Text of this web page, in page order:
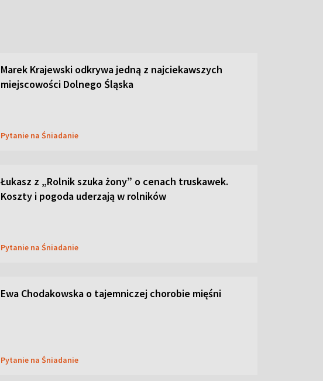
Marek Krajewski odkrywa jedną z najciekawszych
miejscowości Dolnego Śląska
Pytanie na Śniadanie
Łukasz z „Rolnik szuka żony” o cenach truskawek.
Koszty i pogoda uderzają w rolników
Pytanie na Śniadanie
Ewa Chodakowska o tajemniczej chorobie mięśni
Pytanie na Śniadanie